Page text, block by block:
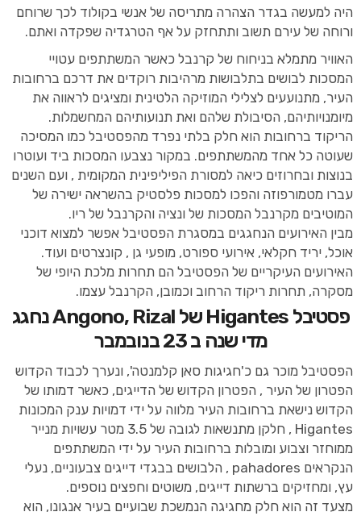
היה למעשה בגדר הצהרה מתריסה של אנשי בקולוד לכך שרוחם
ורוחה של עירם תשוב ותתחזק על אף הטרגדיה שפקדה ואתם.
האוויר מתמלא בניחוח של קרנבל כאשר המשתתפים עטויי
המסכות לבושים בתלבושות מרהיבות רוקדים את דרכם ברחובות
העיר, מתנועעים לצלילי המוזיקה הלטינית ומציגים לראווה את
מיומנויותיהם, הסיבולת שלהם ואת תנועותיהם המחשמלות.
הריקוד ברחובות הוא חלק בלתי נפרד מהפסטיבל כמו המסיכה
שעוטה כל אחד מהמשתתפים. במקור נצבעו המסכות ביד ועוטרו
בנוצות ובחרוזים כיאה למסורת הפיליפינית המקומית , ועם השנים
עברו מטמורפוזה והפכו למסכות פלסטיק בהשראה ישירה של
המוטיבים מקרנבל המסכות של ונציה והקרנבל של ריו.
מבין האירועים הנחגגים במסגרת הפסטיבל אפשר למצוא דוכני
אוכל, יריד חקלאי, אירועי ספורט, מופעי גן , קונצרטים ועוד.
האירועים העיקריים של הפסטיבל הם תחרות מלכת היופי של
מסקרה, תחרות ריקוד הרחוב וכמובן, הקרנבל עצמו.
פסטיבל Higantes של Angono, Rizal נחגג
מדי שנה ב 23 בנובמבר
הפסטיבל מוכר גם כ'חגיגות סאן קלמנטה', ונערך לכבוד הקדוש
הפטרון של העיר , הפטרון הקדוש של הדייגים, כאשר דמותו של
הקדוש נישאת ברחובות העיר מלווה על ידי דמויות ענק המכונות
Higantes , חלקן מתנשאות לגובה של 3.5 מטר עשויות מנייר
ממוחזר וצבוע ומובלות ברחובות העיר על ידי המשתתפים
הנקראים pahadores , הלבושים בבגדי דייגים צבעוניים, נעלי
עץ, ומחזיקים ברשתות דייגים, משוטים וחפצים נוספים.
מצעד זה הוא חלק מחגיגה הנמשכת שבועיים בעיר אנגונו, הוא